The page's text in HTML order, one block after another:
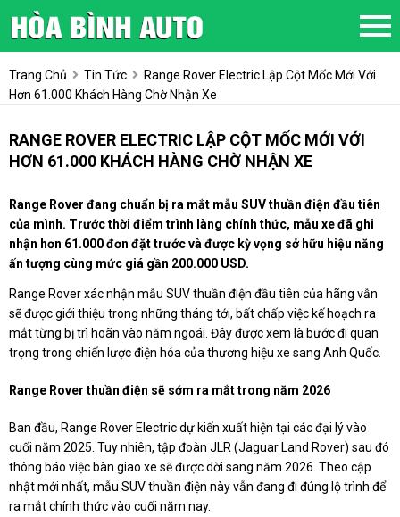
Trang Chủ Tin Tức
Range Rover Electric Lập Cột Mốc Mới Với
Hơn 61.000 Khách Hàng Chờ Nhận Xe
RANGE ROVER ELECTRIC LẬP CỘT MỐC MỚI VỚI
HƠN 61.000 KHÁCH HÀNG CHỜ NHẬN XE
Range Rover đang chuẩn bị ra mắt mẫu SUV thuần điện đầu tiên
của mình. Trước thời điểm trình làng chính thức, mẫu xe đã ghi
nhận hơn 61.000 đơn đặt trước và được kỳ vọng sở hữu hiệu năng
ấn tượng cùng mức giá gần 200.000 USD.
Range Rover xác nhận mẫu SUV thuần điện đầu tiên của hãng vẫn
sẽ được giới thiệu trong những tháng tới, bất chấp việc kế hoạch ra
mắt từng bị trì hoãn vào năm ngoái. Đây được xem là bước đi quan
trọng trong chiến lược điện hóa của thương hiệu xe sang Anh Quốc.
Range Rover thuần điện sẽ sớm ra mắt trong năm 2026
Ban đầu, Range Rover Electric dự kiến xuất hiện tại các đại lý vào
cuối năm 2025. Tuy nhiên, tập đoàn JLR (Jaguar Land Rover) sau đó
thông báo việc bàn giao xe sẽ được dời sang năm 2026. Theo cập
nhật mới nhất, mẫu SUV thuần điện này vẫn đang đi đúng lộ trình để
ra mắt chính thức vào cuối năm nay.